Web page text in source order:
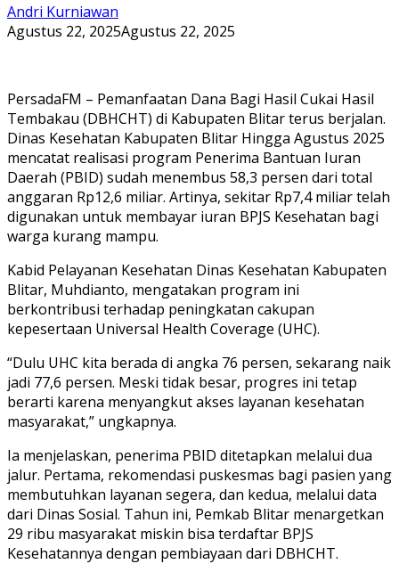
Andri Kurniawan
Agustus 22, 2025Agustus 22, 2025
PersadaFM – Pemanfaatan Dana Bagi Hasil Cukai Hasil
Tembakau (DBHCHT) di Kabupaten Blitar terus berjalan.
Dinas Kesehatan Kabupaten Blitar Hingga Agustus 2025
mencatat realisasi program Penerima Bantuan Iuran
Daerah (PBID) sudah menembus 58,3 persen dari total
anggaran Rp12,6 miliar. Artinya, sekitar Rp7,4 miliar telah
digunakan untuk membayar iuran BPJS Kesehatan bagi
warga kurang mampu.
Kabid Pelayanan Kesehatan Dinas Kesehatan Kabupaten
Blitar, Muhdianto, mengatakan program ini
berkontribusi terhadap peningkatan cakupan
kepesertaan Universal Health Coverage (UHC).
“Dulu UHC kita berada di angka 76 persen, sekarang naik
jadi 77,6 persen. Meski tidak besar, progres ini tetap
berarti karena menyangkut akses layanan kesehatan
masyarakat,” ungkapnya.
Ia menjelaskan, penerima PBID ditetapkan melalui dua
jalur. Pertama, rekomendasi puskesmas bagi pasien yang
membutuhkan layanan segera, dan kedua, melalui data
dari Dinas Sosial. Tahun ini, Pemkab Blitar menargetkan
29 ribu masyarakat miskin bisa terdaftar BPJS
Kesehatannya dengan pembiayaan dari DBHCHT.